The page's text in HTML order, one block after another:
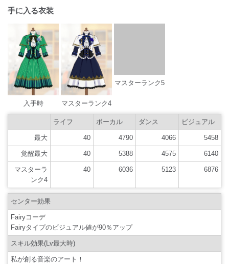
入手時 マスターランク4
ライフ ボーカル ダンス
最大 40
覚醒最大 40
ンク4
6036 6876
センター効果
Fairyコーデ
Fairyタイプのビジュアル値が90％アップ
スキル効果(Lv最大時)
私が創る音楽のアート！
11秒ごとに40％の確率で6秒間、Perfect/Greatのスコアが30％アップ
コメント
アートってなかなか難しいわね……。ふふっ、でもこの子のメガネ、